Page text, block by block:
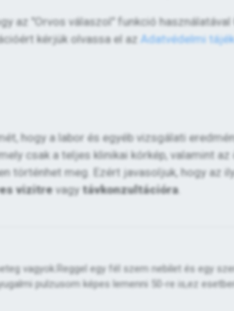
az "Orvos válaszol" funkció
kérjük olvassa el az Adatvédelmi
hogy a labor és egyéb vizsgálati
csak a teljes klinikai kórkép, valamint
történhet meg. Ezért javasoljuk, hogy az
vizitrevagy távkonzultációra.
vagyok.Reggel egy fél szem nebilet és egy
pulzusom képes lemenni 50-re is,ez